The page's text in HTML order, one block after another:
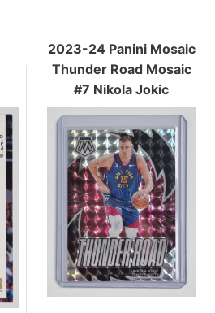
2023-24 Panini Mosaic
Thunder Road Mosaic
#7 Nikola Jokic